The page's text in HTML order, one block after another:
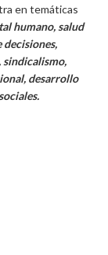
en temáticas
humano, salud
sindicalismo,
desarrollo